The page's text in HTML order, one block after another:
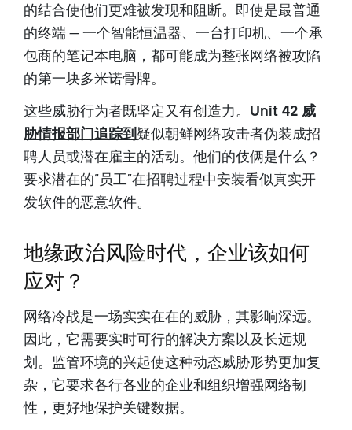
的结合使他们更难被发现和阻断。即使是最普通
的终端 — 一个智能恒温器、一台打印机、一个承
包商的笔记本电脑，都可能成为整张网络被攻陷
的第一块多米诺骨牌。
这些威胁行为者既坚定又有创造力。 Unit 42 威
胁情报部门追踪到 疑似朝鲜网络攻击者伪装成招
聘人员或潜在雇主的活动。他们的伎俩是什么？
要求潜在的“员工”在招聘过程中安装看似真实开
发软件的恶意软件。
地缘政治风险时代，企业该如何
应对？
网络冷战是一场实实在在的威胁，其影响深远。
因此，它需要实时可行的解决方案以及长远规
划。监管环境的兴起使这种动态威胁形势更加复
杂，它要求各行各业的企业和组织增强网络韧
性，更好地保护关键数据。